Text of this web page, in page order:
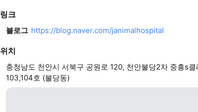
링크
블로그 https://blog.naver.com/janimalhospital
위치
충청남도 천안시 서북구 공원로 120, 천안불당2차 중흥s
103,104호 (불당동)